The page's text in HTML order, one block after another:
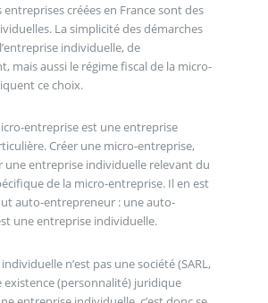
créées en France sont des
La simplicité des démarches
individuelle, de
mais aussi le régime fiscal de la micro-
ce choix.
entreprise est une entreprise
Créer une micro-entreprise,
une entreprise individuelle relevant du
de la micro-entreprise. Il en est
auto-entrepreneur : une auto-
une entreprise individuelle.
n’est pas une société (SARL,
existence (personnalité) juridique